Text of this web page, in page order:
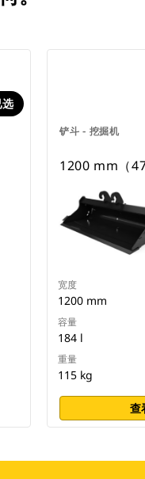
选
铲斗 - 挖掘机
1200 mm（
宽度
1200 mm
容量
184 l
重量
115 kg
查